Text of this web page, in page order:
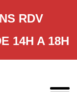
RDV
14H A 18H